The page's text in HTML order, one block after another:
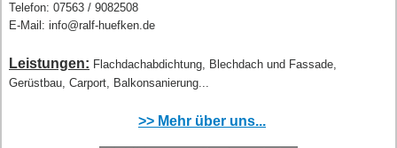
Telefon: 07563 / 9082508
E-Mail: info@ralf-huefken.de
Leistungen: Flachdachabdichtung, Blechdach und Fassade,
Gerüstbau, Carport, Balkonsanierung...
>> Mehr über uns...